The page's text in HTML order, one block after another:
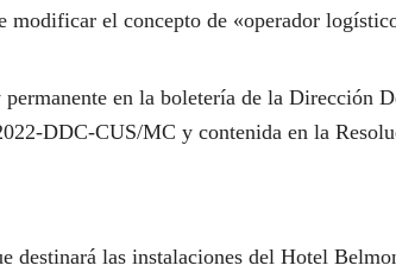
el concepto de «operador
en la boletería de la Dirección
DDC-CUS/MC y contenida en la
las instalaciones del Hotel